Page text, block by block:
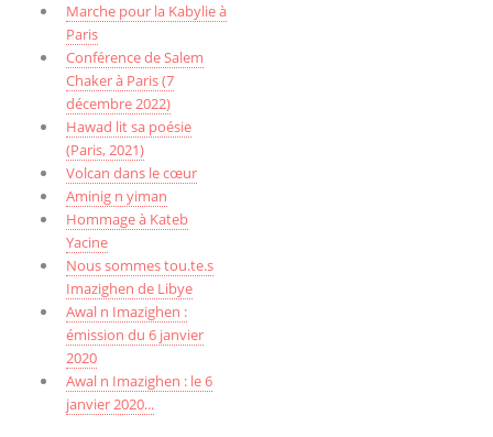
Marche pour la Kabylie à
Paris
Conférence de Salem
Chaker à Paris (7
décembre 2022)
Hawad lit sa poésie
(Paris, 2021)
Volcan dans le cœur
Aminig n yiman
Hommage à Kateb
Yacine
Nous sommes tou.te.s
Imazighen de Libye
Awal n Imazighen :
émission du 6 janvier
2020
Awal n Imazighen : le 6
janvier 2020...